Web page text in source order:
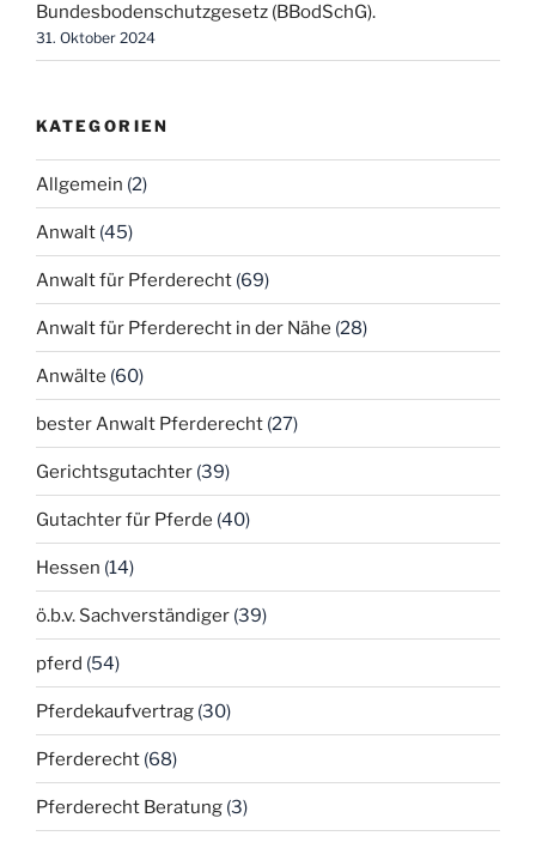
Bundesbodenschutzgesetz (BBodSchG).
31. Oktober 2024
KATEGORIEN
Allgemein (2)
Anwalt (45)
Anwalt für Pferderecht (69)
Anwalt für Pferderecht in der Nähe (28)
Anwälte (60)
bester Anwalt Pferderecht (27)
Gerichtsgutachter (39)
Gutachter für Pferde (40)
Hessen (14)
ö.b.v. Sachverständiger (39)
pferd (54)
Pferdekaufvertrag (30)
Pferderecht (68)
Pferderecht Beratung (3)